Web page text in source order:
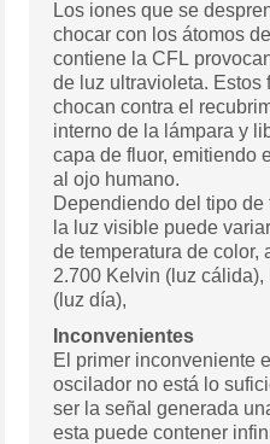
Los iones que se
chocar con los átomos
contiene la CFL
de luz ultravioleta. Estos
chocan contra el
interno de la lámpara y
capa de fluor, emitiendo
al ojo humano.
Dependiendo del tipo
la luz visible puede
de temperatura de color,
2.700 Kelvin (luz
(luz día),
Inconvenientes
El primer inconveniente
oscilador no está lo
ser la señal generada
esta puede contener